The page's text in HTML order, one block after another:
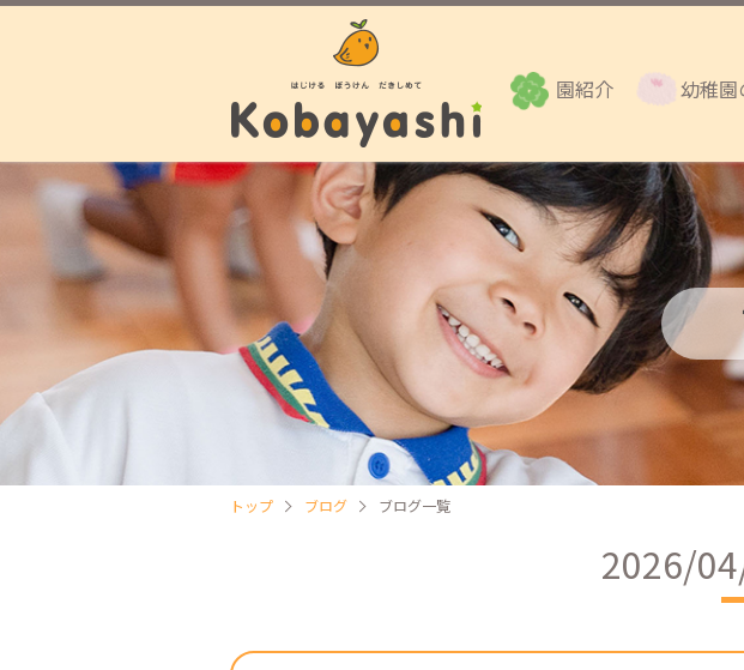
園紹介 幼稚園
トップ ブログ ブログ一覧
2026/